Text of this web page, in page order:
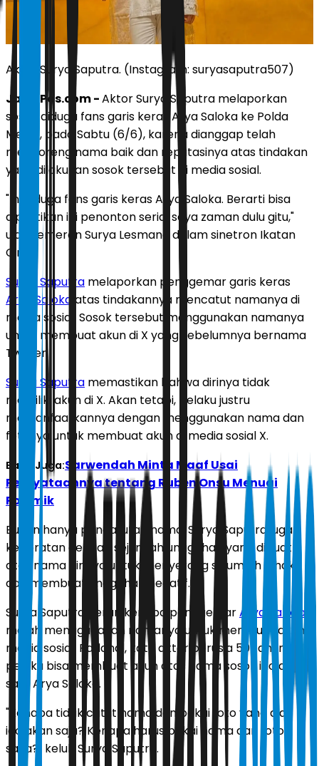
Aktor Surya Saputra. (Instagram: suryasaputra507)
JawaPos.com -Aktor Surya Saputra melaporkan
sosok diduga fans garis keras Arya Saloka ke Polda
Metro, pada Sabtu (6/6), karena dianggap telah
mencoreng nama baik dan reputasinya atas tindakan
yang dilakukan sosok tersebut di media sosial.
"Ini diduga fans garis keras Arya Saloka. Berarti bisa
dipastikan ini penonton serial saya zaman dulu gitu,"
ujar pemeran Surya Lesmana dalam sinetron Ikatan
Cinta.
Surya Saputra melaporkan penggemar garis keras
Arya Saloka atas tindakannya mencatut namanya di
media sosial. Sosok tersebut menggunakan namanya
untuk membuat akun di X yang sebelumnya bernama
Twitter.
Surya Saputra memastikan bahwa dirinya tidak
memiliki akun di X. Akan tetapi, pelaku justru
memanfaatkannya dengan menggunakan nama dan
fotonya untuk membuat akun di media sosial X.
Baca Juga:Sarwendah Minta Maaf Usai
Pernyataannya tentang Ruben Onsu Menuai
Polemik
Bukan hanya pencatutan nama, Surya Saputra juga
keberatan dengan sejumlah unggahan yang dibuat
atas nama dirinya untuk menyerang sejumlah pihak
dan membuat unggahan negatif.
Surya Saputra heran kenapa penggemarArya Saloka
malah menggunakan namanya untuk membuat akun
media sosial. Padahal, kata aktor berusia 50 tahun,
pelaku bisa membuat akun atas nama sosok idolanya
saja, Arya Saloka.
"Kenapa tidak catut nama dan pakai foto yang dia
idolakan saja? Kenapa harus pakai nama dan foto
saya?" keluh Surya Saputra.